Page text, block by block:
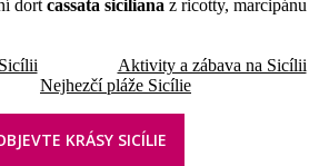
dortcassata siciliana z ricotty, marcipánu
Aktivity a zábava na Sicílii
Nejhezčí pláže Sicílie
KRÁSY SICÍLIE